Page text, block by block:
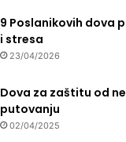
9 Poslanikovih dova
i stresa
23/04/2026
Dova za zaštitu od
putovanju
02/04/2025